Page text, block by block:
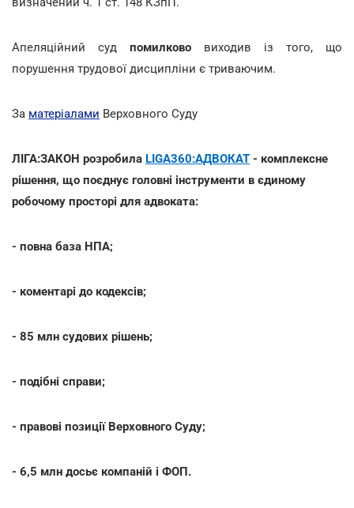
Апеляційний суд помилково виходив із того, що
порушення трудової дисципліни є триваючим.
За матеріалами Верховного Суду
ЛІГА:ЗАКОН розробила LIGA360:АДВОКАТ - комплексне
рішення, що поєднує головні інструменти в єдиному
робочому просторі для адвоката:
- повна база НПА;
- коментарі до кодексів;
- 85 млн судових рішень;
- подібні справи;
- правові позиції Верховного Суду;
- 6,5 млн досьє компаній і ФОП.